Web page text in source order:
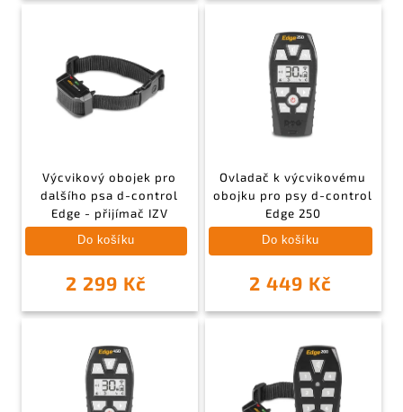
Výcvikový obojek pro
dalšího psa d-control
Edge - přijímač IZV
2 299 Kč
Do košíku
Ovladač k výcvikovému
obojku pro psy d-control
Edge 250
2 449 Kč
Do košíku